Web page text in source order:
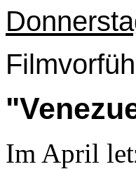
Im April